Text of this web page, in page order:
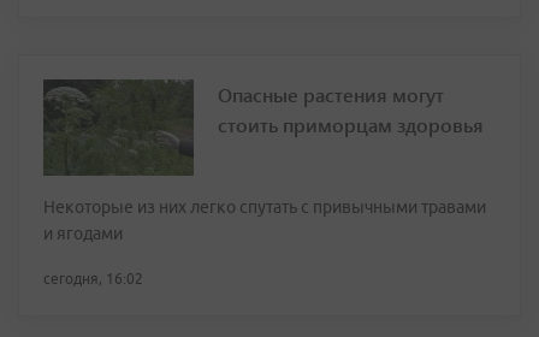
Опасные растения могут
стоить приморцам здоровья
Некоторые из них легко спутать с привычными травами
и ягодами
сегодня, 16:02